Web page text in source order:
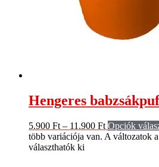
Hengeres
5.900 Ft – 11.900 Ft Opciók
több variációja van. A változatok
választhatók ki